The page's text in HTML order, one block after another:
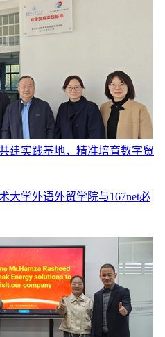
建实践基地，精准培育数字贸
大学外语外贸学院与167net必